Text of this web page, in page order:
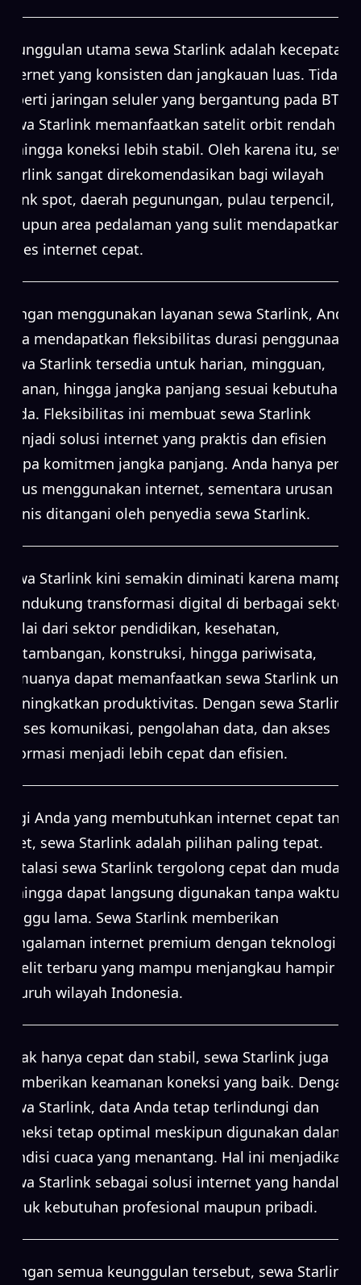
Keunggulan utama sewa Starlink adalah kecepatan
internet yang konsisten dan jangkauan luas. Tidak
seperti jaringan seluler yang bergantung pada BTS,
sewa Starlink memanfaatkan satelit orbit rendah
sehingga koneksi lebih stabil. Oleh karena itu, sewa
Starlink sangat direkomendasikan bagi wilayah
blank spot, daerah pegunungan, pulau terpencil,
maupun area pedalaman yang sulit mendapatkan
akses internet cepat.
Dengan menggunakan layanan sewa Starlink, Anda
juga mendapatkan fleksibilitas durasi penggunaan.
Sewa Starlink tersedia untuk harian, mingguan,
bulanan, hingga jangka panjang sesuai kebutuhan
Anda. Fleksibilitas ini membuat sewa Starlink
menjadi solusi internet yang praktis dan efisien
tanpa komitmen jangka panjang. Anda hanya perlu
fokus menggunakan internet, sementara urusan
teknis ditangani oleh penyedia sewa Starlink.
Sewa Starlink kini semakin diminati karena mampu
mendukung transformasi digital di berbagai sektor.
Mulai dari sektor pendidikan, kesehatan,
pertambangan, konstruksi, hingga pariwisata,
semuanya dapat memanfaatkan sewa Starlink untuk
meningkatkan produktivitas. Dengan sewa Starlink,
proses komunikasi, pengolahan data, dan akses
informasi menjadi lebih cepat dan efisien.
Bagi Anda yang membutuhkan internet cepat tanpa
ribet, sewa Starlink adalah pilihan paling tepat.
Instalasi sewa Starlink tergolong cepat dan mudah,
sehingga dapat langsung digunakan tanpa waktu
tunggu lama. Sewa Starlink memberikan
pengalaman internet premium dengan teknologi
satelit terbaru yang mampu menjangkau hampir
seluruh wilayah Indonesia.
Tidak hanya cepat dan stabil, sewa Starlink juga
memberikan keamanan koneksi yang baik. Dengan
sewa Starlink, data Anda tetap terlindungi dan
koneksi tetap optimal meskipun digunakan dalam
kondisi cuaca yang menantang. Hal ini menjadikan
sewa Starlink sebagai solusi internet yang handal
untuk kebutuhan profesional maupun pribadi.
Dengan semua keunggulan tersebut, sewa Starlink